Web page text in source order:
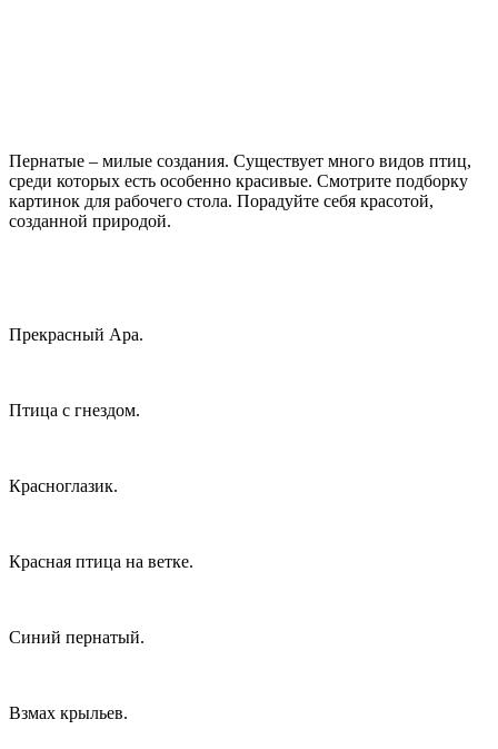
Пернатые – милые создания. Существует много видов птиц,
среди которых есть особенно красивые. Смотрите подборку
картинок для рабочего стола. Порадуйте себя красотой,
созданной природой.
Прекрасный Ара.
Птица с гнездом.
Красноглазик.
Красная птица на ветке.
Синий пернатый.
Взмах крыльев.